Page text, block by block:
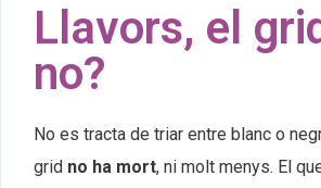
Llavors, el
no?
No es tracta de triar entre blanc o
grid no ha mort, ni molt menys. El